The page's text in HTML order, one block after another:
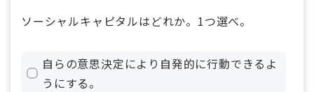
ソーシャルキャピタルはどれか。1つ選べ。
自らの意思決定により自発的に行動できるよ
うにする。